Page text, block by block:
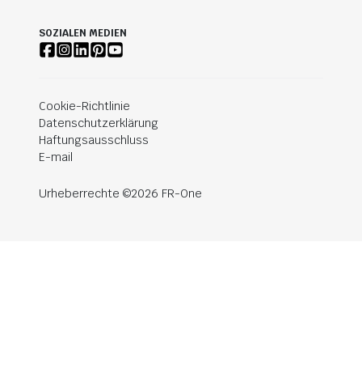
SOZIALEN MEDIEN
Cookie-Richtlinie
Datenschutzerklärung
Haftungsausschluss
E-mail
Urheberrechte ©2026 FR-One